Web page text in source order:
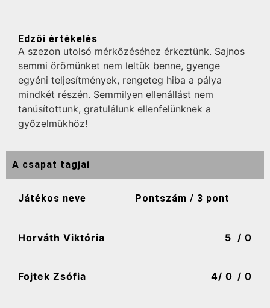
Edzői értékelés
A szezon utolsó mérkőzéséhez érkeztünk. Sajnos
semmi örömünket nem leltük benne, gyenge
egyéni teljesítmények, rengeteg hiba a pálya
mindkét részén. Semmilyen ellenállást nem
tanúsítottunk, gratulálunk ellenfelünknek a
győzelmükhöz!
A csapat tagjai
Játékos neve Pontszám / 3 pont
Horváth Viktória 5 / 0
Fojtek Zsófia 4/ 0 / 0